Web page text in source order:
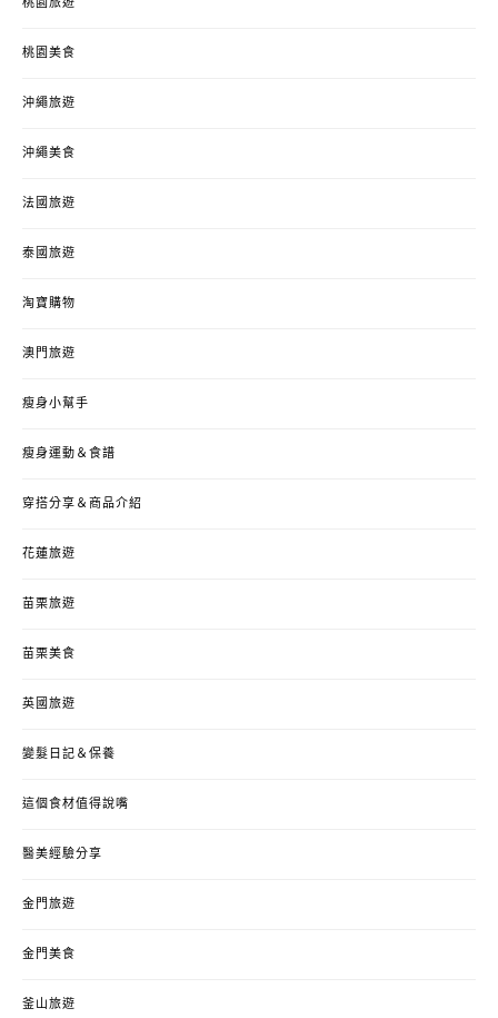
桃園旅遊
桃園美食
沖繩旅遊
沖繩美食
法國旅遊
泰國旅遊
淘寶購物
澳門旅遊
瘦身小幫手
瘦身運動＆食譜
穿搭分享＆商品介紹
花蓮旅遊
苗栗旅遊
苗栗美食
英國旅遊
變髮日記＆保養
這個食材值得說嘴
醫美經驗分享
金門旅遊
金門美食
釜山旅遊